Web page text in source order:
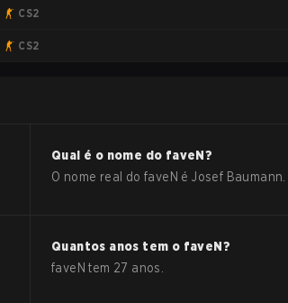
CS2
CS2
Qual é o nome do faveN?
O nome real dofaveN éJosef Baumann
Quantos anos tem o faveN?
faveN tem 27 anos.